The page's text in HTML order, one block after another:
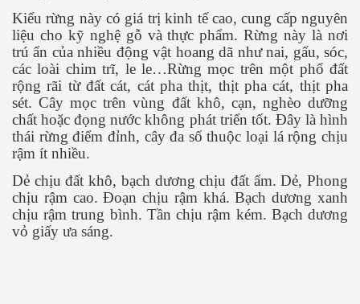
Kiểu rừng này có giá trị kinh tế cao, cung cấp nguyên
liệu cho kỹ nghệ gỗ và thực phẩm. Rừng này là nơi
trú ẩn của nhiều động vật hoang dã như nai, gấu, sóc,
các loài chim trĩ, le le…Rừng mọc trên một phổ đất
rộng rãi từ đất cát, cát pha thịt, thịt pha cát, thịt pha
sét. Cây mọc trên vùng đất khô, cạn, nghèo dưỡng
chất hoặc đọng nước không phát triển tốt. Đây là hình
thái rừng điểm đỉnh, cây đa số thuộc loại lá rộng chịu
rậm ít nhiều.
Dẻ chịu đất khô, bạch dương chịu đất ẩm. Dẻ, Phong
chịu rậm cao. Đoạn chịu rậm khá. Bạch dương xanh
chịu rậm trung bình. Tần chịu rậm kém. Bạch dương
vỏ giấy ưa sáng.